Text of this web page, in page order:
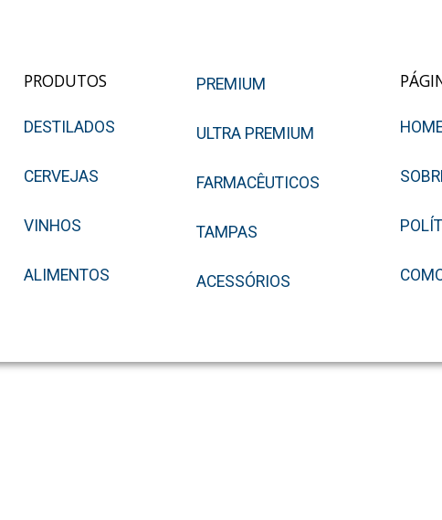
PRODUTOS
DESTILADOS
CERVEJAS
VINHOS
ALIMENTOS
PREMIUM
ULTRA PREMIUM
FARMACÊUTICOS
TAMPAS
ACESSÓRIOS